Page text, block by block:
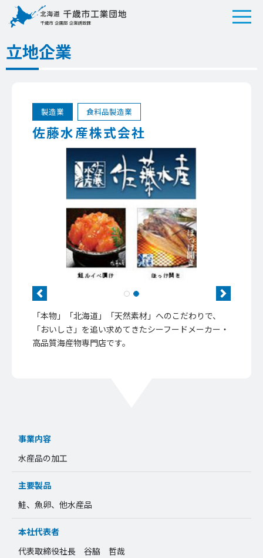
立地企業
製造業 食料品製造業
佐藤水産株式会社
Previous
Next
「本物」「北海道」「天然素材」へのこだわりで、
「おいしさ」を追い求めてきたシーフードメーカー・
高品質海産物専門店です。
事業内容
水産品の加工
主要製品
鮭、魚卵、他水産品
本社代表者
代表取締役社長 谷脇 哲哉